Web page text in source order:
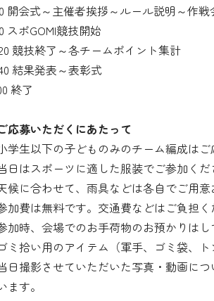
開会式～主催者挨拶～ルール説明～作戦
スポGOMI競技開始
競技終了～各チームポイント集計
結果発表～表彰式
終了
応募いただくにあたって
学生以下の子どものみのチーム編成は
日はスポーツに適した服装でご参加くだ
候に合わせて、雨具などは各自でご用意
加費は無料です。交通費などはご負担く
加時、会場でのお手荷物のお預かりはし
ミ拾い用のアイテム（軍手、ゴミ袋、ト
日撮影させていただいた写真・動画に
ます。